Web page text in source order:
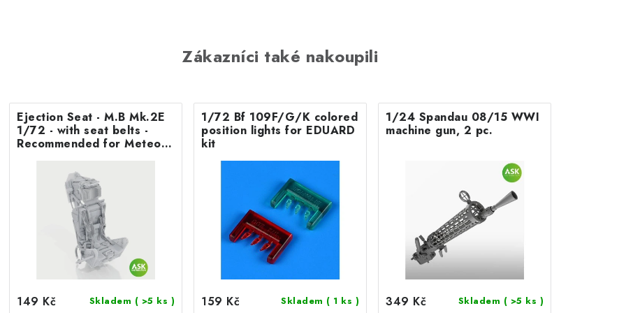
Zákazníci také nakoupili
Ejection Seat - M.B Mk.2E
1/72 - with seat belts -
Recommended for Meteor
149 Kč Skladem ( >5 ks )
1/72 Bf 109F/G/K colored
position lights for EDUARD
kit
159 Kč Skladem ( 1 ks )
1/24 Spandau 08/15 WWI
machine gun, 2 pc.
349 Kč Skladem ( >5 ks )